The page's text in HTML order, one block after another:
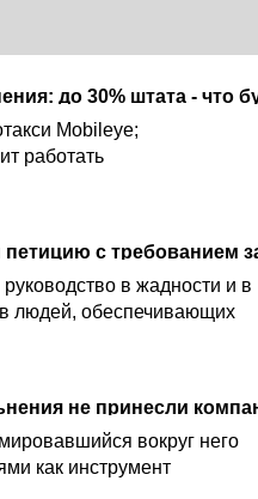
Mobileye;
работать
в жадности и в
людей, обеспечивающих
вокруг него
как инструмент